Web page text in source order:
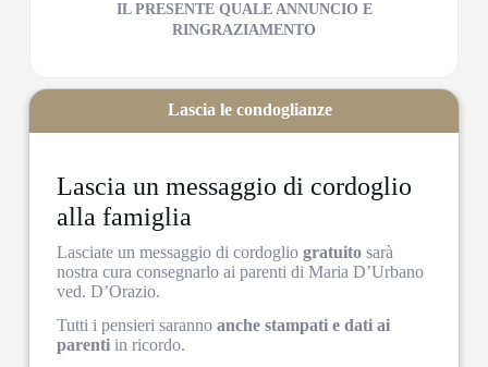
IL PRESENTE QUALE ANNUNCIO E
RINGRAZIAMENTO
Lascia un messaggio di cordoglio
alla famiglia
Lasciate un messaggio di cordogliogratuito sarà
nostra cura consegnarlo ai parenti di Maria D’Urbano
ved. D’Orazio.
Tutti i pensieri sarannoanche stampati e dati ai
parenti in ricordo.
Lascia le condoglianze